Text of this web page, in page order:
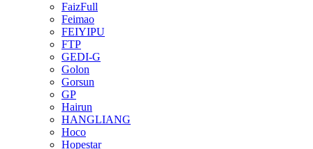
FaizFull
Feimao
FEIYIPU
FTP
GEDI-G
Golon
Gorsun
GP
Hairun
HANGLIANG
Hoco
Hopestar